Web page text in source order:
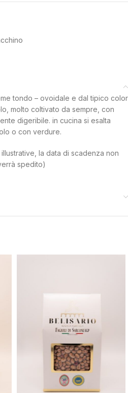
tondo – ovoidale e dal tipico color
molto coltivato da sempre, con
digeribile. in cucina si esalta
o con verdure.
la data di scadenza non
spedito)